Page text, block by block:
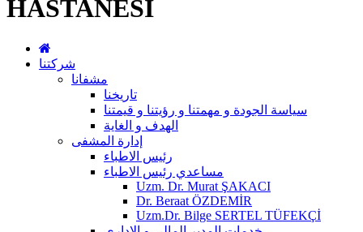
HASTANESİ
شركتنا
مشفانا
تاريخنا
سياسة الجودة و مهمتنا و رؤيتنا و قيمتنا
الهدف و الغاية
إدارة المشفى
رئيس الاطباء
مساعدي رئيس الاطباء
Uzm. Dr. Murat ŞAKACI
Dr. Beraat ÖZDEMİR
Uzm.Dr. Bilge SERTEL TÜFEKÇİ